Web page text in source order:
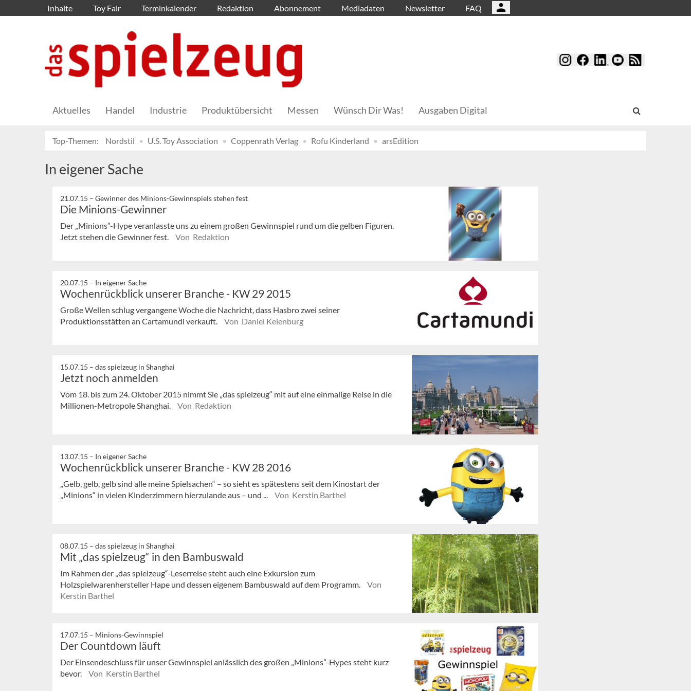
Inhalte Toy Fair Terminkalender Redaktion Abonnement Mediadaten Newsletter FAQ
Aktuelles Handel Industrie Produktübersicht Messen Wünsch Dir Was! Ausgaben Digital
Top-Themen: Nordstil U.S. Toy Association Coppenrath Verlag Rofu Kinderland arsEdition
In eigener Sache
21.07.15 – Gewinner des Minions-Gewinnspiels stehen fest
Die Minions-Gewinner
Der „Minions”-Hype veranlasste uns zu einem großen Gewinnspiel rund um die gelben Figuren.
Jetzt stehen die Gewinner fest.
Von Redaktion
20.07.15 – In eigener Sache
Wochenrückblick unserer Branche - KW 29 2015
Große Wellen schlug vergangene Woche die Nachricht, dass Hasbro zwei seiner
Produktionsstätten an Cartamundi verkauft.
Von Daniel Keienburg
15.07.15 – das spielzeug in Shanghai
Jetzt noch anmelden
Vom 18. bis zum 24. Oktober 2015 nimmt Sie „das spielzeug“ mit auf eine einmalige Reise in die
Millionen-Metropole Shanghai.
Von Redaktion
13.07.15 – In eigener Sache
Wochenrückblick unserer Branche - KW 28 2016
„Gelb, gelb, gelb sind alle meine Spielsachen“ – so sieht es spätestens seit dem Kinostart der
„Minions“ in vielen Kinderzimmern hierzulande aus – und ...
Von Kerstin Barthel
08.07.15 – das spielzeug in Shanghai
Mit „das spielzeug“ in den Bambuswald
Im Rahmen der „das spielzeug“-Leserreise steht auch eine Exkursion zum
Holzspielwarenhersteller Hape und dessen eigenem Bambuswald auf dem Programm.
Von
Kerstin Barthel
17.07.15 – Minions-Gewinnspiel
Der Countdown läuft
Der Einsendeschluss für unser Gewinnspiel anlässlich des großen „Minions”-Hypes steht kurz
bevor.
Von Kerstin Barthel